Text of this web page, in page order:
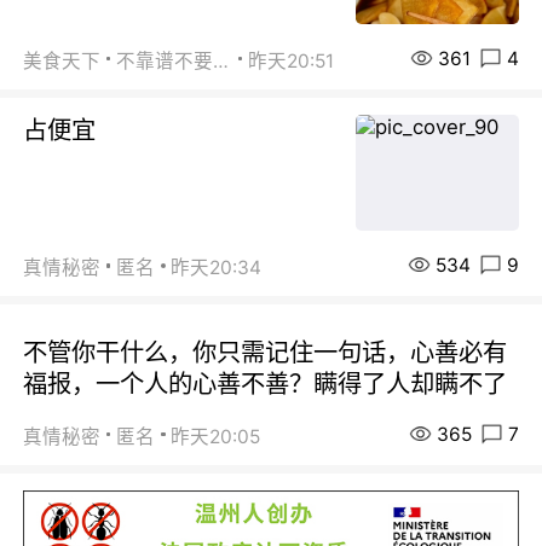
美食天下 不靠谱不要联系 昨天20:51 361 4
占便宜
真情秘密 匿名 昨天20:34 534 9
不管你干什么，你只需记住一句话，心善必有
福报，一个人的心善不善？瞒得了人却瞒不了
真情秘密 匿名 昨天20:05 365 7